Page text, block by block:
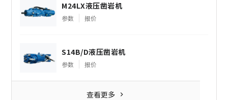
M24LX液压凿岩机
参数 报价
S14B/D液压凿岩机
参数 报价
查看更多